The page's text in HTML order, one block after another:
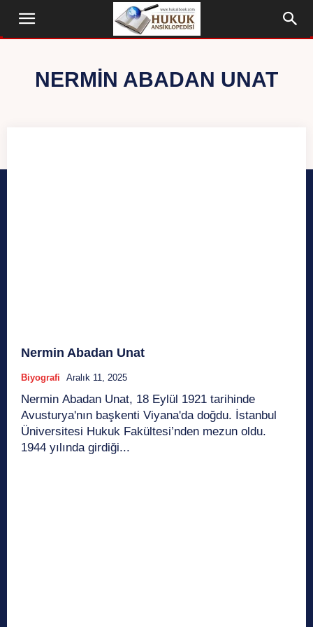
NERMIN ABADAN UNAT
Nermin Abadan Unat
Biyografi Aralık 11, 2025
Nermin Abadan Unat, 18 Eylül 1921 tarihinde
Avusturya'nın başkenti Viyana'da doğdu. İstanbul
Üniversitesi Hukuk Fakültesi’nden mezun oldu.
1944 yılında girdiği...